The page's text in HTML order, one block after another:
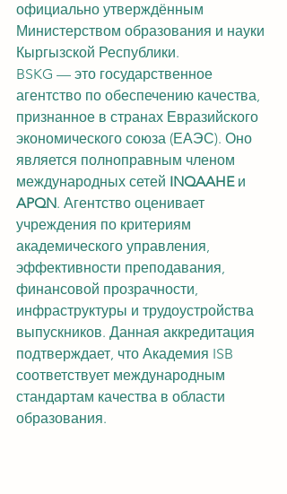
официально утверждённым
Министерством образования и науки
Кыргызской Республики.
BSKG — это государственное
агентство по обеспечению качества,
признанное в странах Евразийского
экономического союза (ЕАЭС). Оно
является полноправным членом
международных сетей INQAAHE и
APQN. Агентство оценивает
учреждения по критериям
академического управления,
эффективности преподавания,
финансовой прозрачности,
инфраструктуры и трудоустройства
выпускников. Данная аккредитация
подтверждает, что Академия ISB
соответствует международным
стандартам качества в области
образования.